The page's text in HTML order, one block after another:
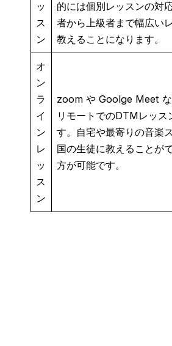
ッ
ス
ン
的には個別レッスンの対
者から上級者まで幅広い
教えることになります。
オ
ン
ラ
イ
ン
レ
ッ
ス
ン
zoom や Goolge Meet な
リモートでのDTMレッス
す。自宅や最寄りの音楽
国の生徒に教えることが
方が可能です。